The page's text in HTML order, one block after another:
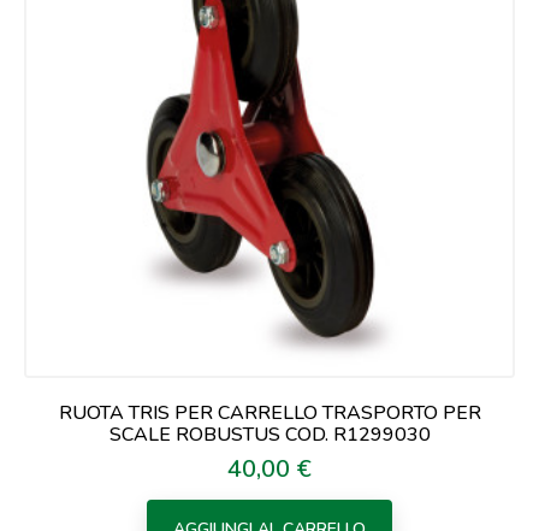
RUOTA TRIS PER CARRELLO TRASPORTO PER
SCALE ROBUSTUS COD. R1299030
Prezzo
40,00 €